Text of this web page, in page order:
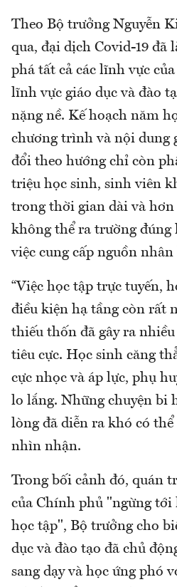
Theo Bộ trưởng Nguyễn
qua, đại dịch Covid-19 đã
phá tất cả các lĩnh vực
lĩnh vực giáo dục và đào
nặng nề. Kế hoạch năm
chương trình và nội dung
đổi theo hướng chỉ còn
triệu học sinh, sinh viên
trong thời gian dài và
không thể ra trường đúng
việc cung cấp nguồn nhân
“Việc học tập trực tuyến,
điều kiện hạ tầng còn rất
thiếu thốn đã gây ra
tiêu cực. Học sinh căng
cực nhọc và áp lực, phụ
lo lắng. Những chuyện bi
lòng đã diễn ra khó có thể
nhìn nhận.
Trong bối cảnh đó, quán
của Chính phủ "ngừng tới
học tập", Bộ trưởng cho
dục và đào tạo đã chủ
sang dạy và học ứng phó